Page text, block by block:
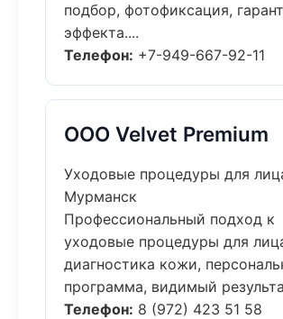
подбор, фотофиксация,
эффекта....
Телефон: +7-949-667-92-11
ООО Velvet Premium
Уходовые процедуры для
Мурманск
Профессиональный подход к
уходовые процедуры для
диагностика кожи,
программа, видимый
Телефон: 8 (972) 423 51 58